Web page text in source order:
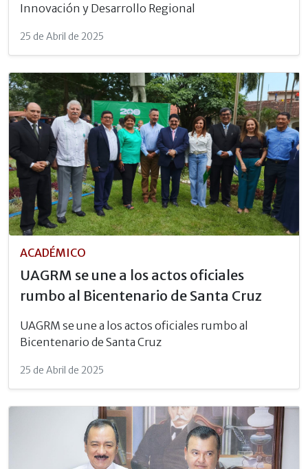
Innovación y Desarrollo Regional
25 de Abril de 2025
ACADÉMICO
UAGRM se une a los actos oficiales
rumbo al Bicentenario de Santa Cruz
UAGRM se une a los actos oficiales rumbo al
Bicentenario de Santa Cruz
25 de Abril de 2025